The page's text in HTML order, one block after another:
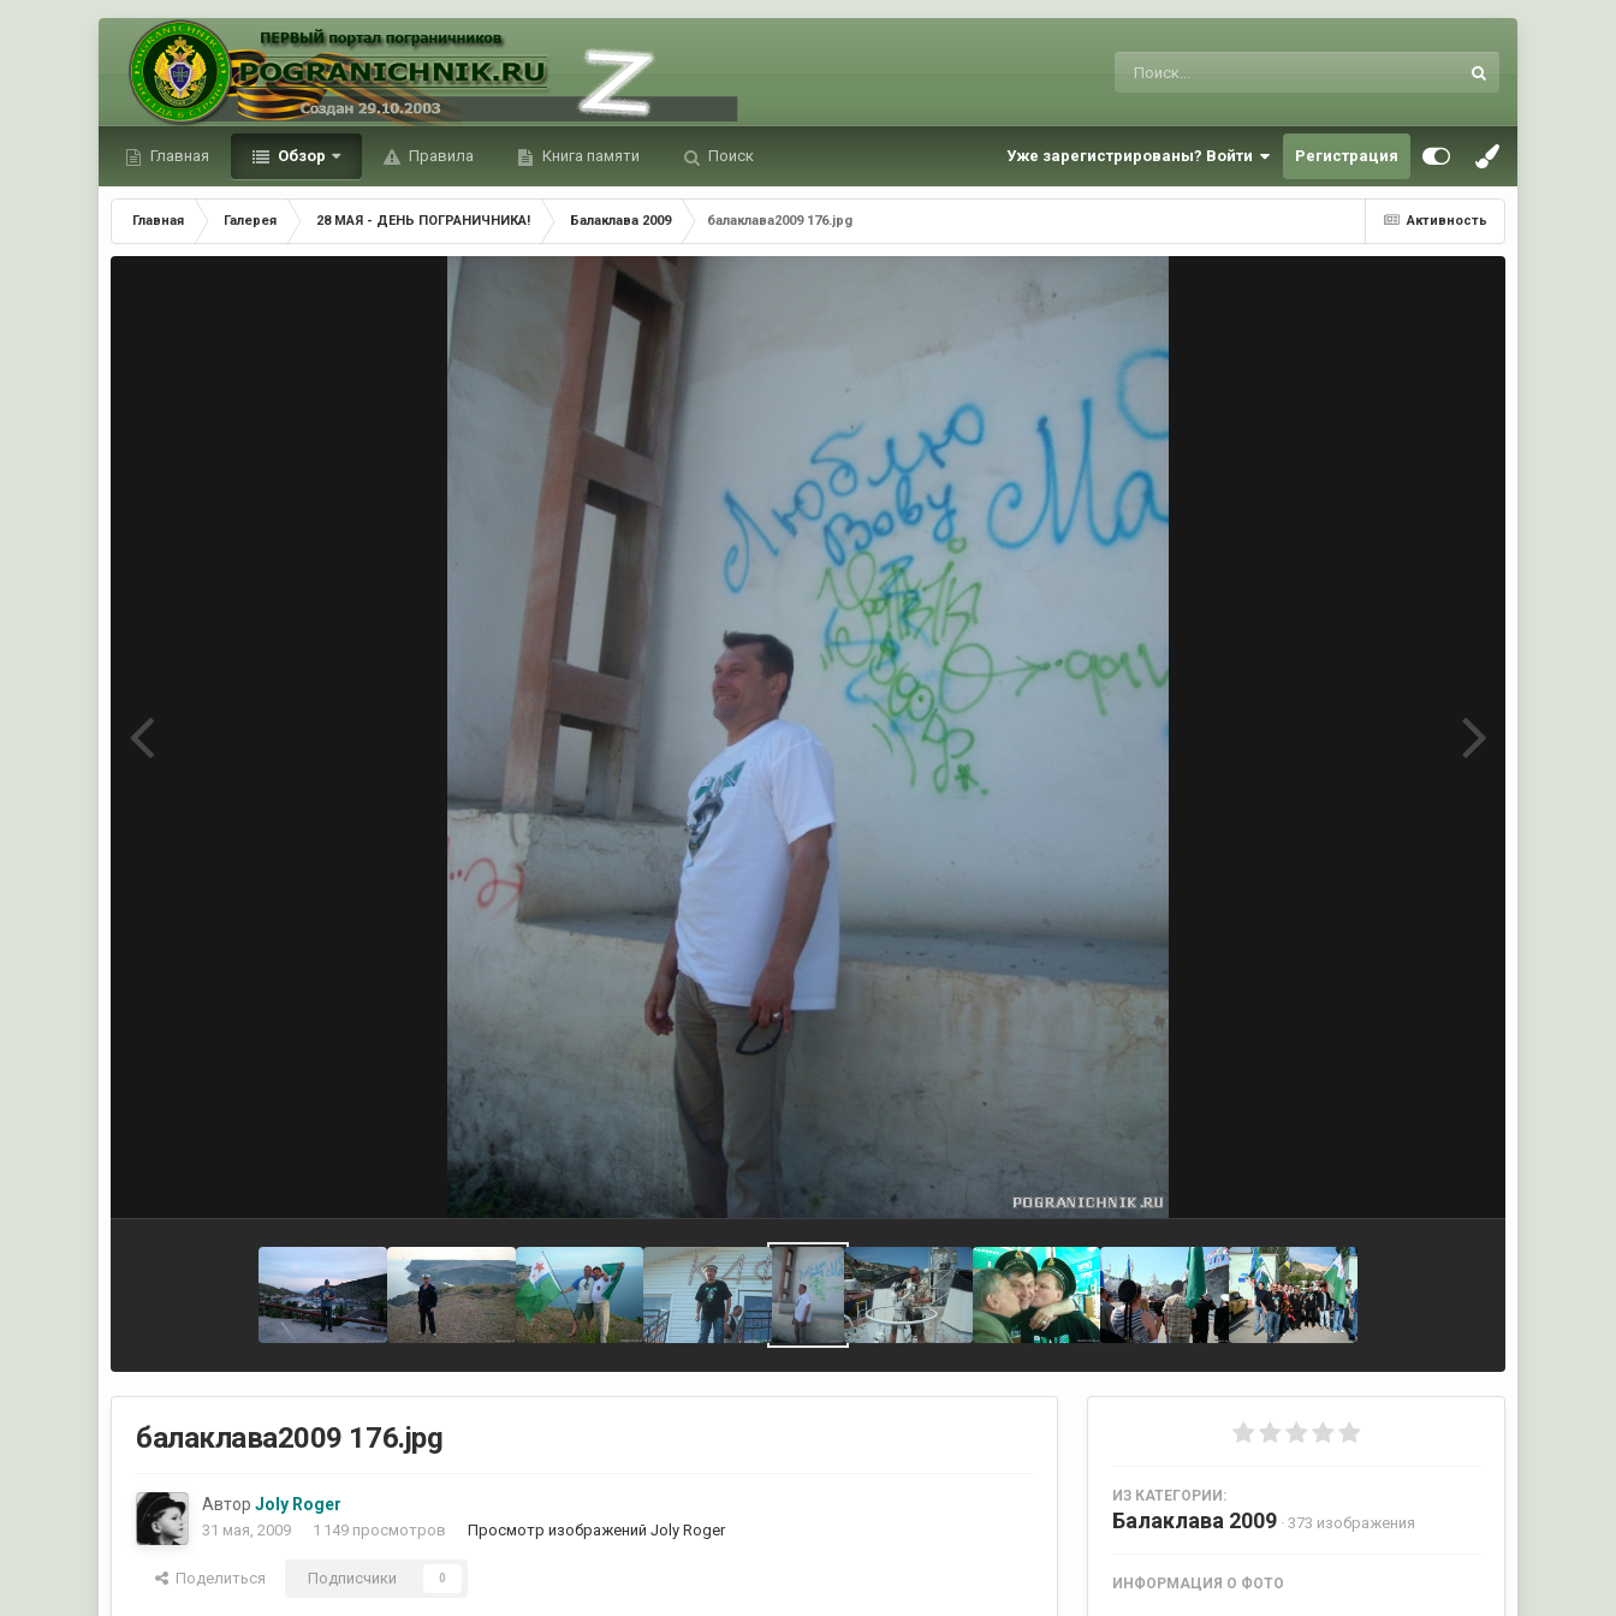
Главная Обзор Правила Книга памяти Поиск Уже зарегистрированы? Войти Регистрация
Активность
Главная Галерея 28 МАЯ - ДЕНЬ ПОГРАНИЧНИКА! Балаклава 2009 балаклава2009 176.jpg
балаклава2009 176.jpg
АвторJoly Roger
31 мая, 2009 1 149 просмотров Просмотр изображений Joly Roger
Поделиться Подписчики 0
ИЗ КАТЕГОРИИ:
Балаклава 2009 · 373 изображения
ИНФОРМАЦИЯ О ФОТО